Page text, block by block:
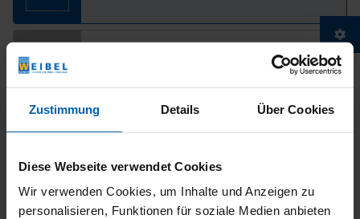
Zustimmung Details Über Cookies
Diese Webseite verwendet Cookies
Wir verwenden Cookies, um Inhalte und Anzeigen zu
personalisieren, Funktionen für soziale Medien anbieten